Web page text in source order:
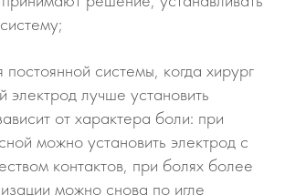
системы, когда хирург
электрод лучше установить
от характера боли: при
можно установить электрод с
контактов, при болях более
можно снова по игле